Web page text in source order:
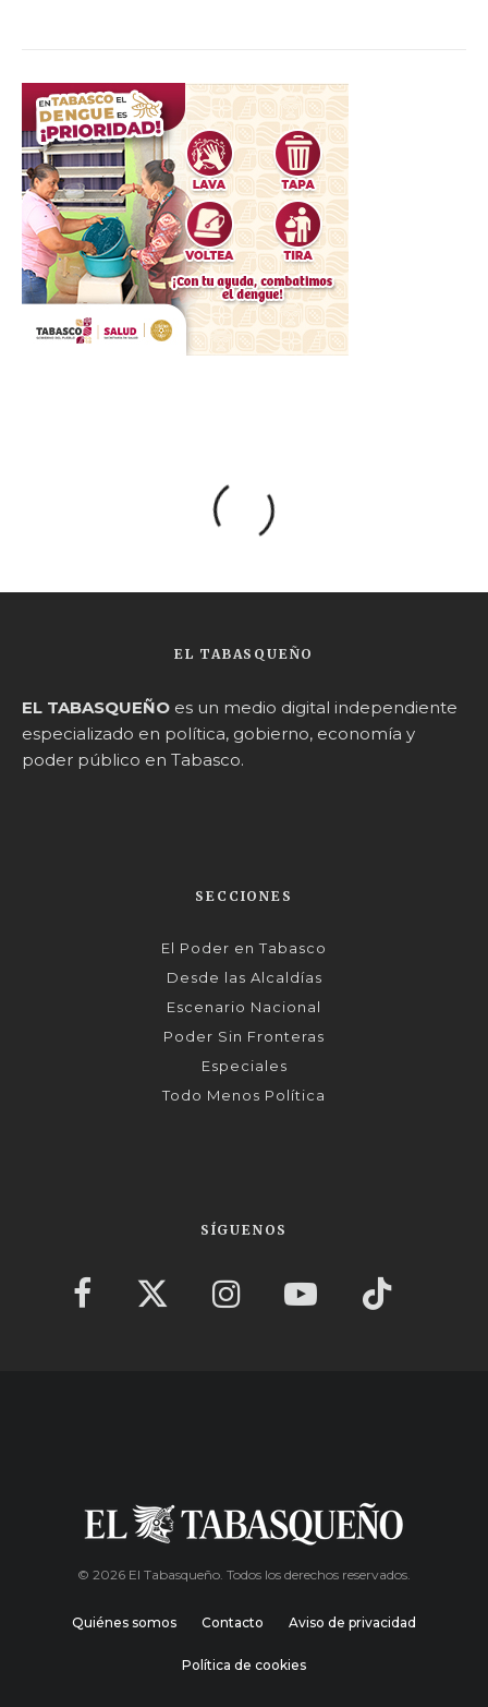
EL TABASQUEÑO
EL TABASQUEÑO es un medio digital independiente
especializado en política, gobierno, economía y
poder público en Tabasco.
SECCIONES
El Poder en Tabasco
Desde las Alcaldías
Escenario Nacional
Poder Sin Fronteras
Especiales
Todo Menos Política
SÍGUENOS
© 2026 El Tabasqueño. Todos los derechos reservados.
Quiénes somos Contacto Aviso de privacidad
Política de cookies